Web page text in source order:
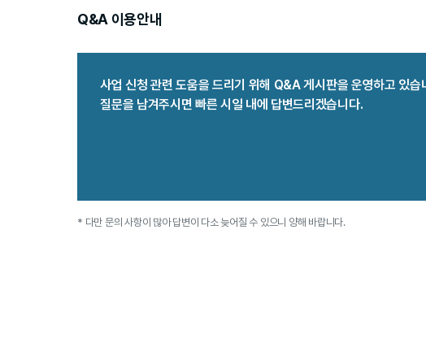
Q&A 이용안내
사업 신청 관련 도움을 드리기 위해 Q&A 게시판을 운영하고 있습
질문을 남겨주시면 빠른 시일 내에 답변드리겠습니다.
* 다만 문의 사항이 많아 답변이 다소 늦어질 수 있으니 양해 바랍니다.